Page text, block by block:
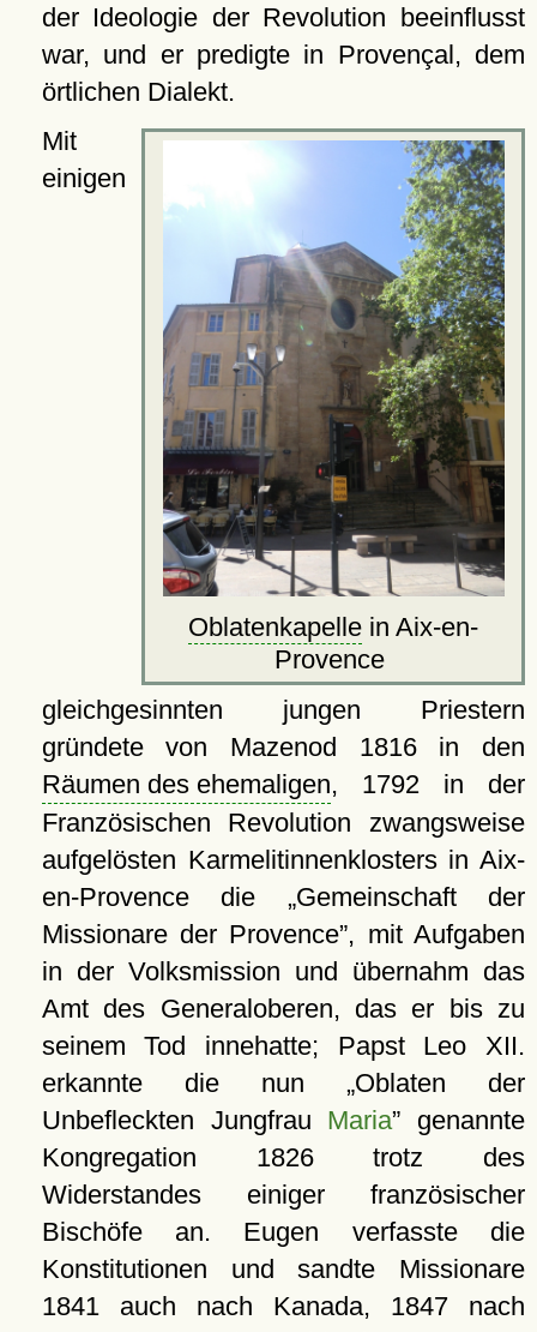
der Ideologie der Revolution beeinflusst
war, und er predigte in Provençal, dem
örtlichen Dialekt.
Oblatenkapelle in Aix-en-
Provence
Mit
einigen
gleichgesinnten jungen Priestern
gründete von Mazenod 1816 in den
Räumen des ehemaligen, 1792 in der
Französischen Revolution zwangsweise
aufgelösten Karmelitinnenklosters in Aix-
en-Provence die
Gemeinschaft der
Missionare der Provence , mit Aufgaben
in der Volksmission und übernahm das
Amt des Generaloberen, das er bis zu
seinem Tod innehatte; Papst Leo XII.
erkannte die nun
Oblaten der
Unbefleckten Jungfrau Maria
genannte
Kongregation 1826 trotz des
Widerstandes einiger französischer
Bischöfe an. Eugen verfasste die
Konstitutionen und sandte Missionare
1841 auch nach Kanada, 1847 nach